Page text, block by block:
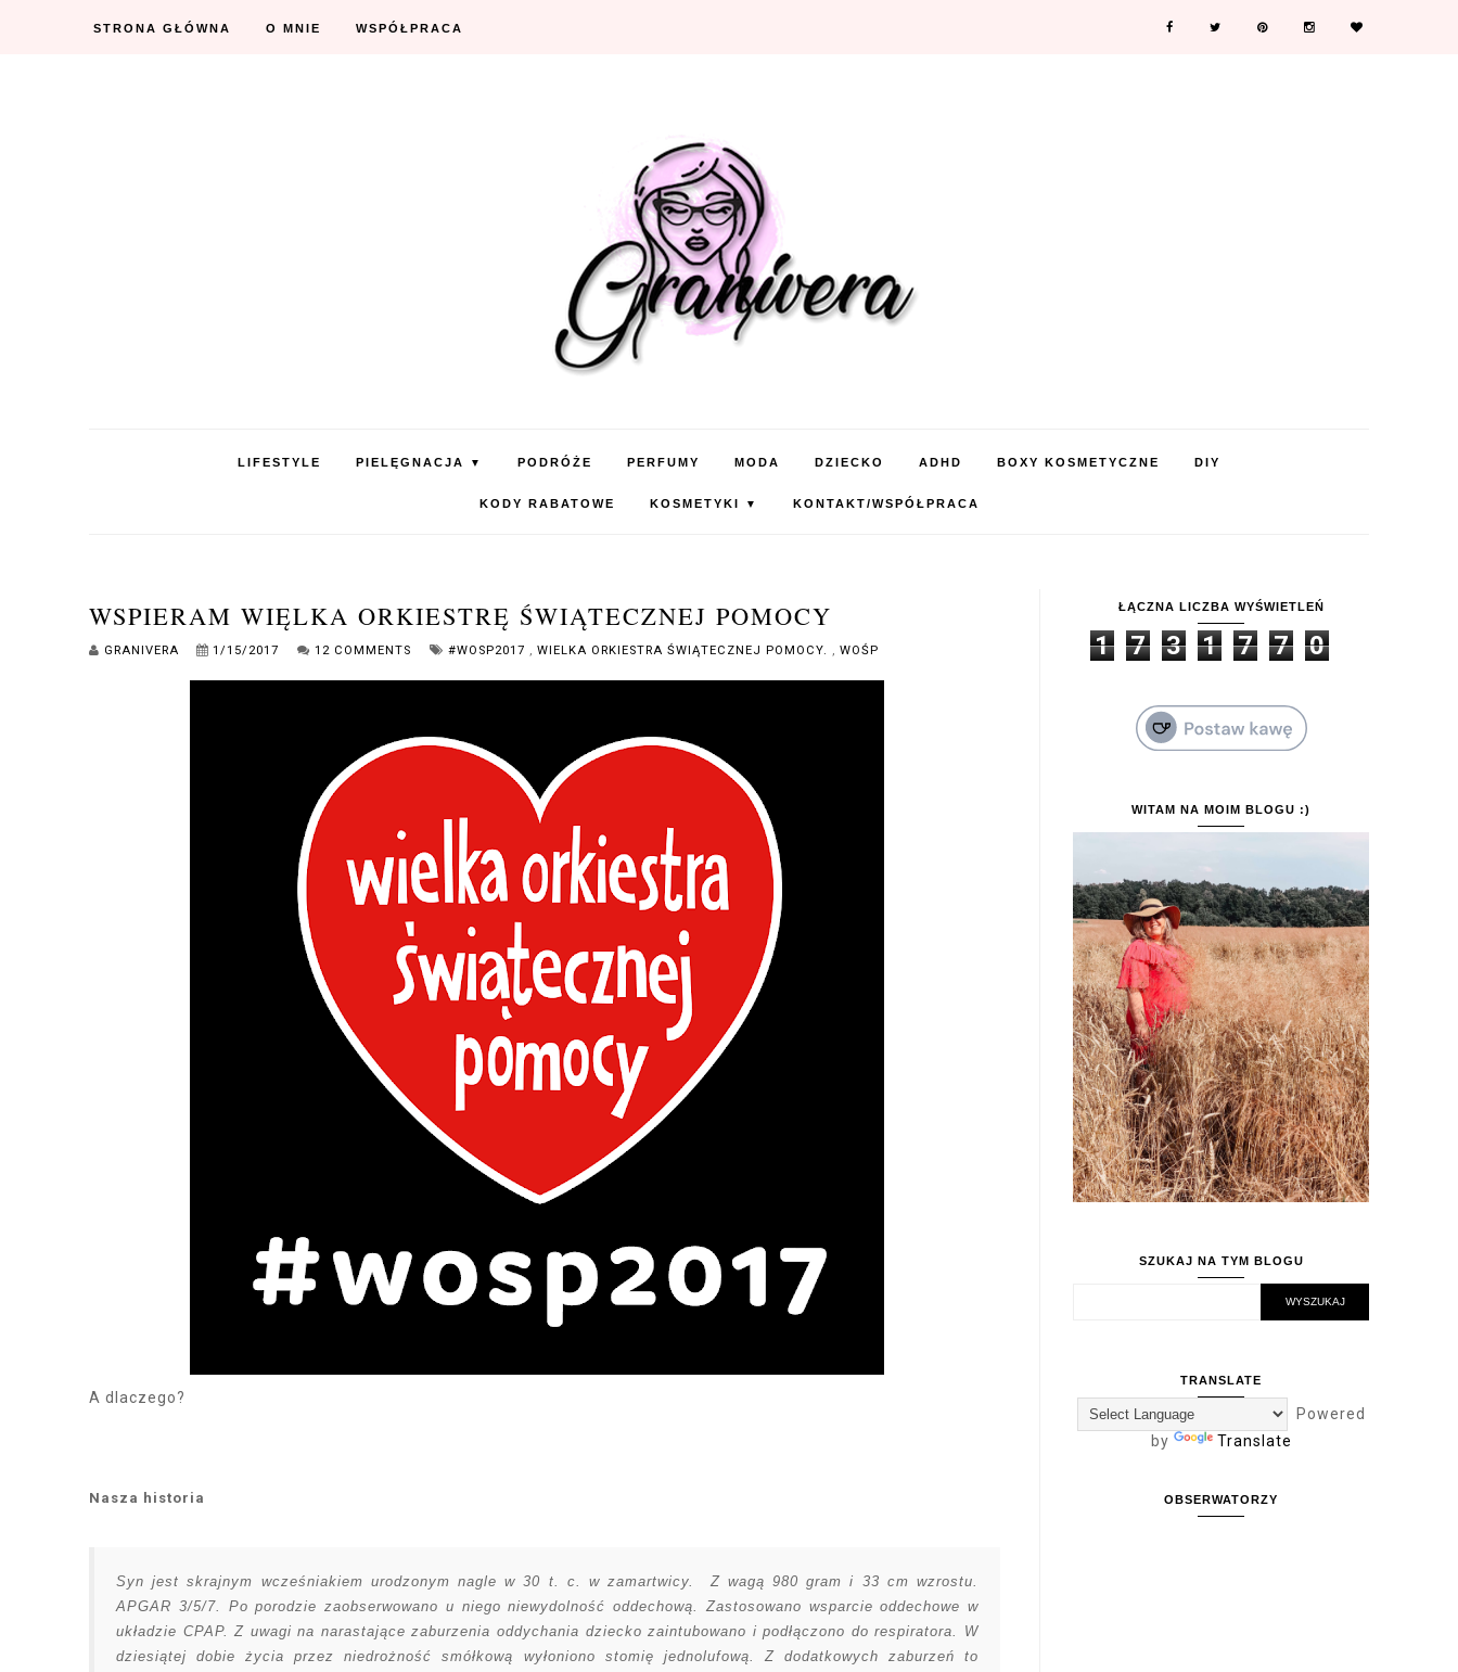
STRONA GŁÓWNA O MNIE WSPÓŁPRACA
LIFESTYLE PIELĘGNACJA ▼ PODRÓŻE PERFUMY MODA DZIECKO ADHD BOXY KOSMETYCZNE DIY
KODY RABATOWE KOSMETYKI ▼ KONTAKT/WSPÓŁPRACA
WSPIERAM WIĘLKA ORKIESTRĘ ŚWIĄTECZNEJ POMOCY
GRANIVERA 1/15/2017 12 COMMENTS #WOSP2017 , WIELKA ORKIESTRA ŚWIĄTECZNEJ POMOCY. , WOŚP
A dlaczego?
Nasza historia
Syn jest skrajnym wcześniakiem urodzonym nagle w 30 t. c. w zamartwicy. Z wagą 980 gram i 33 cm wzrostu.
APGAR 3/5/7. Po porodzie zaobserwowano u niego niewydolność oddechową. Zastosowano wsparcie oddechowe w
układzie CPAP. Z uwagi na narastające zaburzenia oddychania dziecko zaintubowano i podłączono do respiratora. W
dziesiątej dobie życia przez niedrożność smółkową wyłoniono stomię jednolufową. Z dodatkowych zaburzeń to
ŁĄCZNA LICZBA WYŚWIETLEŃ
1 7 3 1 7 7 0
WITAM NA MOIM BLOGU :)
SZUKAJ NA TYM BLOGU
TRANSLATE
Powered
by
Translate
OBSERWATORZY